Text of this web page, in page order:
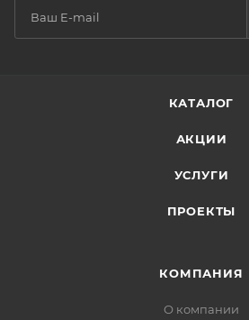
КАТАЛОГ
АКЦИИ
УСЛУГИ
ПРОЕКТЫ
КОМПАНИЯ
О компании